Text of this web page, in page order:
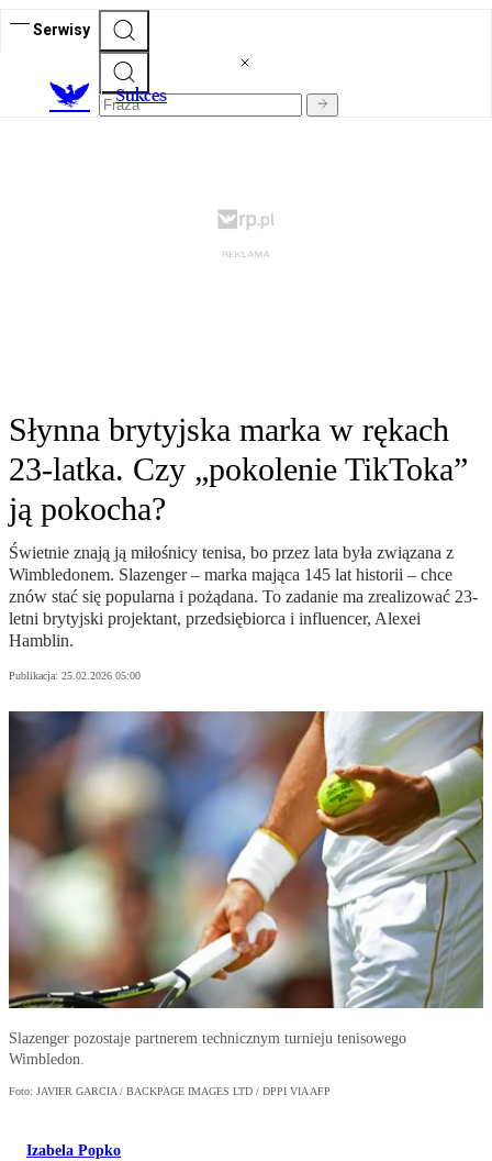
Serwisy
Sukces
Słynna brytyjska marka w rękach
23-latka. Czy „pokolenie TikToka”
ją pokocha?
Świetnie znają ją miłośnicy tenisa, bo przez lata była związana z
Wimbledonem. Slazenger – marka mająca 145 lat historii – chce
znów stać się popularna i pożądana. To zadanie ma zrealizować 23-
letni brytyjski projektant, przedsiębiorca i influencer, Alexei
Hamblin.
Publikacja: 25.02.2026 05:00
Slazenger pozostaje partnerem technicznym turnieju tenisowego
Wimbledon.
Foto: JAVIER GARCIA / BACKPAGE IMAGES LTD / DPPI VIA AFP
Izabela Popko